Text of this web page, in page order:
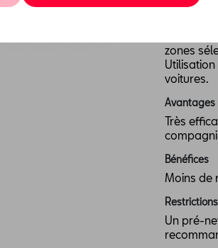
Répulsif
les
zones
voitures.
Avantages
Très
Bénéfices
Moins de
Restrictions
Un pré-